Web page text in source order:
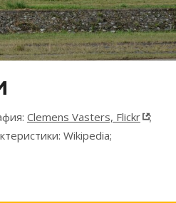
Clemens Vasters, Flickr
;
Wikipedia;